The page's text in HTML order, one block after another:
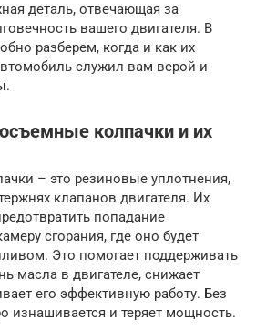
деталь, отвечающая за
вашего двигателя. В
разберем, когда и как их
служил вам верой и
колпачки и их
– это резиновые уплотнения,
клапанов двигателя. Их
попадание
сгорания, где оно будет
Это помогает поддерживать
масла в двигателе, снижает
его эффективную работу. Без
изнашивается и теряет мощность.